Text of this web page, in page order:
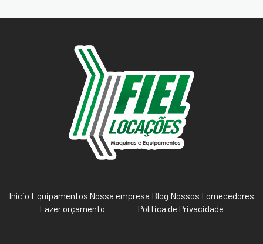
Início Equipamentos Nossa empresa Blog Nossos Fornecedores
Fazer orçamento
Política de Privacidade